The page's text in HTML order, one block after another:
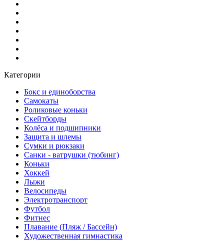
Категории
Бокс и единоборства
Самокаты
Роликовые коньки
Скейтборды
Колёса и подшипники
Защита и шлемы
Сумки и рюкзаки
Санки - ватрушки (тюбинг)
Коньки
Хоккей
Лыжи
Велосипеды
Электротранспорт
Футбол
Фитнес
Плавание (Пляж / Бассейн)
Художественная гимнастика